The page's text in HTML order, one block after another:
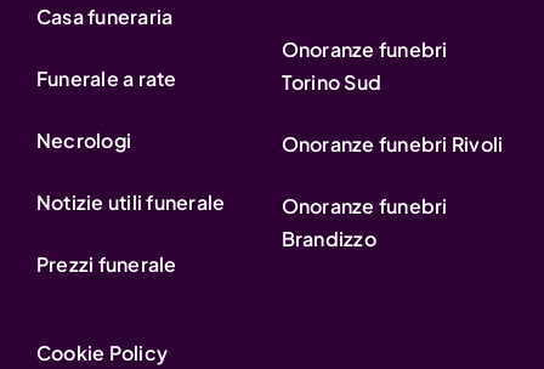
Casa funeraria
Funerale a rate
Necrologi
Notizie utili funerale
Prezzi funerale
Onoranze funebri
Torino Sud
Onoranze funebri Rivoli
Onoranze funebri
Brandizzo
Cookie Policy